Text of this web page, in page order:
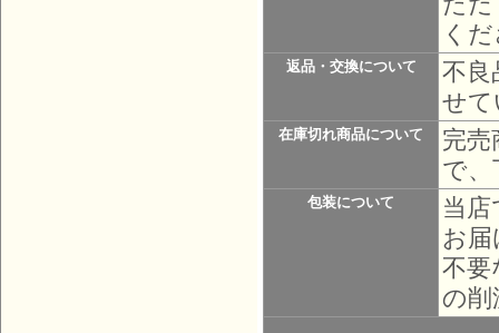
く
返品・交換について
不良
せ
在庫切れ商品について
完
で、
包装について
当
お
不要
の